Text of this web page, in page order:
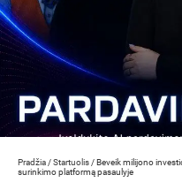
Pradžia /Startuolis /Beveik milijono
surinkimo platformą pasaulyje